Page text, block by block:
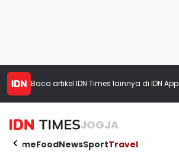
Baca artikel IDN Times lainnya di IDN App
JOGJA
HomeFoodNewsSportTravel